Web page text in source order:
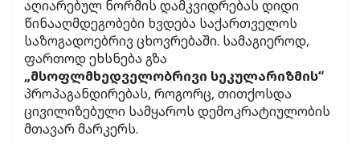
აღიარებულ ნორმის დამკვიდრებას დიდი
წინააღმდეგობები ხვდება საქართველოს
საზოგადოებრივ ცხოვრებაში. სამაგიეროდ,
ფართოდ ეხსნება გზა
„მსოფლმხედველობრივი სეკულარიზმის“
პროპაგანდირებას, როგორც, თითქოსდა
ცივილიზებული სამყაროს დემოკრატიულობის
მთავარ მარკერს.